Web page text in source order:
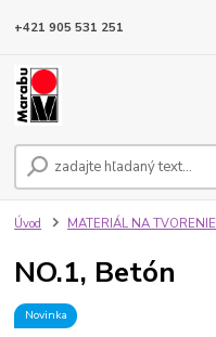
+421 905 531 251
Úvod MATERIÁL NA TVORENIE
NO.1, Betón
Novinka